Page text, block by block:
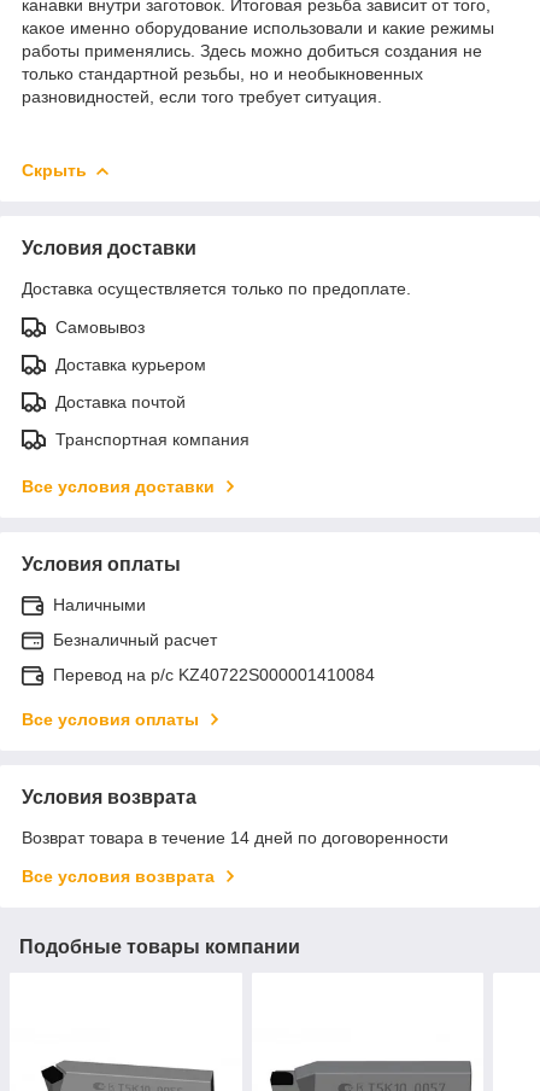
канавки внутри заготовок. Итоговая резьба зависит от того,
какое именно оборудование использовали и какие режимы
работы применялись. Здесь можно добиться создания не
только стандартной резьбы, но и необыкновенных
разновидностей, если того требует ситуация.
Скрыть
Условия доставки
Доставка осуществляется только по предоплате.
Самовывоз
Доставка курьером
Доставка почтой
Транспортная компания
Все условия доставки
Условия оплаты
Наличными
Безналичный расчет
Перевод на р/с KZ40722S000001410084
Все условия оплаты
Условия возврата
Возврат товара в течение 14 дней по договоренности
Все условия возврата
Подобные товары компании